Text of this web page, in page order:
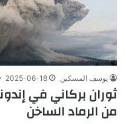
يوسف المسكين 2025-06-18
ثوران بركاني في
من الرماد الساخن